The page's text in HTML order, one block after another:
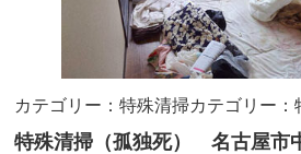
カテゴリー：特殊清掃カテゴリー：
特殊清掃（孤独死） 名古屋